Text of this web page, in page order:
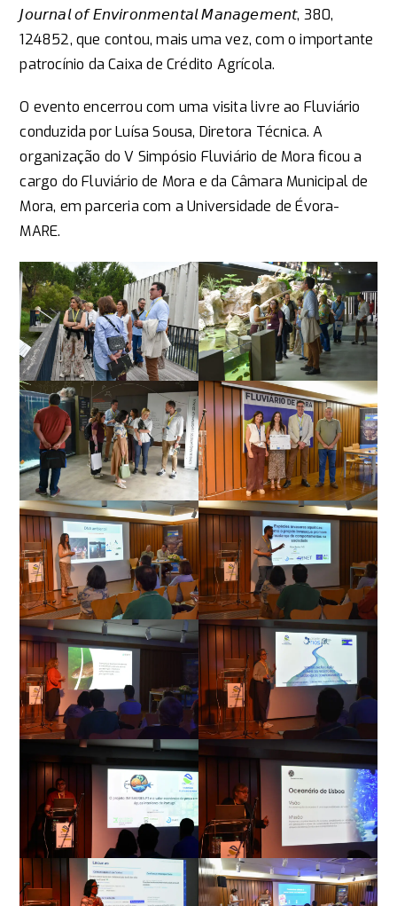
𝘑𝘰𝘶𝘳𝘯𝘢𝘭 𝘰𝘧 𝘌𝘯𝘷𝘪𝘳𝘰𝘯𝘮𝘦𝘯𝘵𝘢𝘭 𝘔𝘢𝘯𝘢𝘨𝘦𝘮𝘦𝘯𝘵, 380,
124852, que contou, mais uma vez, com o importante
patrocínio da Caixa de Crédito Agrícola.
O evento encerrou com uma visita livre ao Fluviário
conduzida por Luísa Sousa, Diretora Técnica. A
organização do V Simpósio Fluviário de Mora ficou a
cargo do Fluviário de Mora e da Câmara Municipal de
Mora, em parceria com a Universidade de Évora-
MARE.